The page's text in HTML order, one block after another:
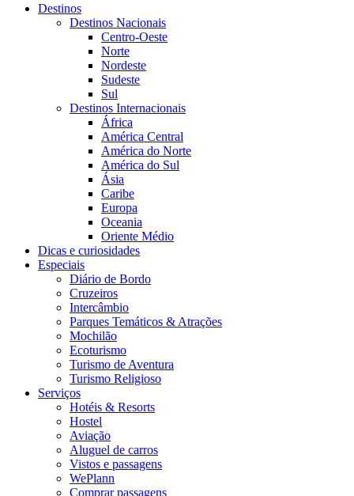
Destinos
Destinos Nacionais
Centro-Oeste
Norte
Nordeste
Sudeste
Sul
Destinos Internacionais
África
América Central
América do Norte
América do Sul
Ásia
Caribe
Europa
Oceania
Oriente Médio
Dicas e curiosidades
Especiais
Diário de Bordo
Cruzeiros
Intercâmbio
Parques Temáticos & Atrações
Mochilão
Ecoturismo
Turismo de Aventura
Turismo Religioso
Serviços
Hotéis & Resorts
Hostel
Aviação
Aluguel de carros
Vistos e passagens
WePlann
Comprar passagens